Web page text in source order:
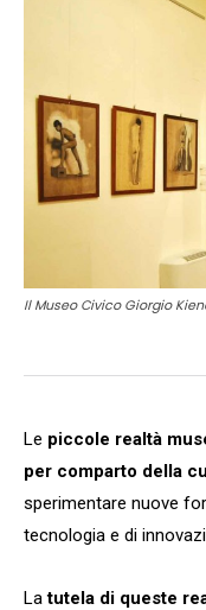
Il Museo Civico Giorgio
Le piccole realtà
per comparto della
sperimentare nuove
tecnologia e di
Latutela di queste